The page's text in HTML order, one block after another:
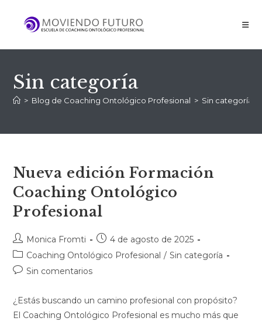
Sin categoría
> Blog de Coaching Ontológico Profesional > Sin categoría
Nueva edición Formación
Coaching Ontológico
Profesional
Monica Fromti
4 de agosto de 2025
Coaching Ontológico Profesional / Sin categoría
Sin comentarios
¿Estás buscando un camino profesional con propósito?
El Coaching Ontológico Profesional es mucho más que